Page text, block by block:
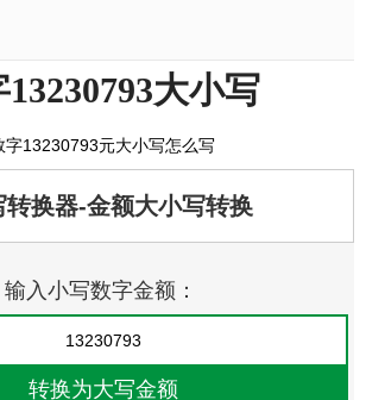
大小写
字13230793元大小写怎么写
转换器-金额大小写转换
输入小写数字金额：